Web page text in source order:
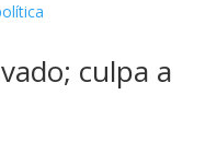
culpa a